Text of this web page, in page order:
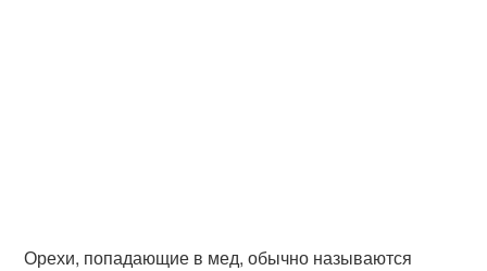
Орехи, попадающие в мед, обычно называются